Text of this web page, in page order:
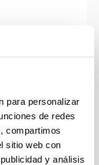
para personalizar
de redes
compartimos
sitio web con
y análisis
in EHU